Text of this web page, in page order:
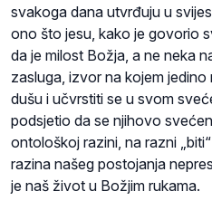
svakoga dana utvrđuju u
ono što jesu, kako je govorio
da je milost Božja, a ne neka
zasluga, izvor na kojem
dušu i učvrstiti se u svom
podsjetio da se njihovo
ontološkoj razini, na razni
razina našeg postojanja
je naš život u Božjim rukama.